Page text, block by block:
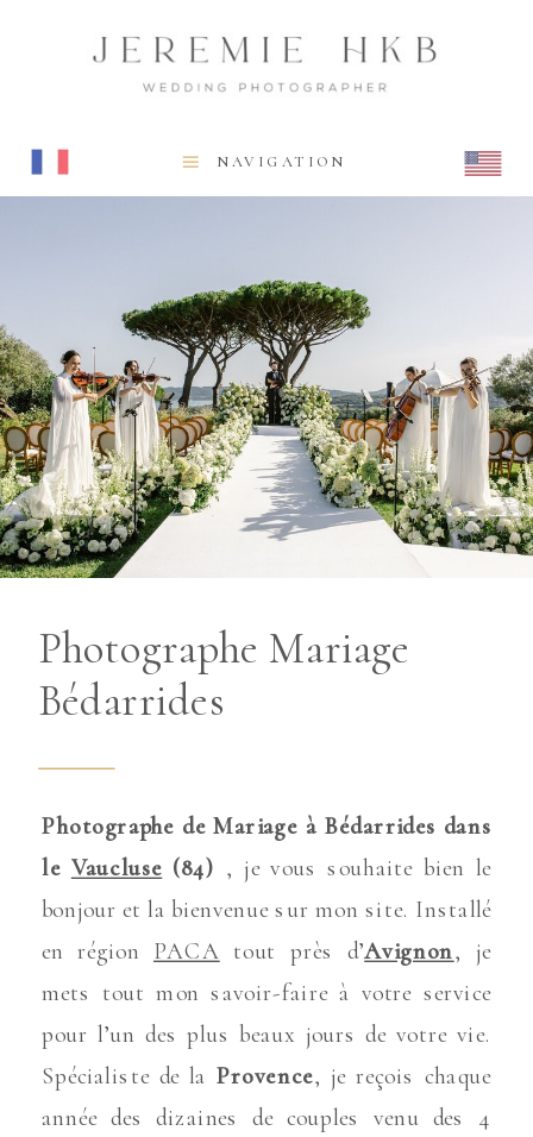
NAVIGATION
Photographe Mariage
Bédarrides
Photographe de Mariage à Bédarrides dans
le Vaucluse (84) , je vous souhaite bien le
bonjour et la bienvenue sur mon site. Installé
en région PACA tout près d’Avignon, je
mets tout mon savoir-faire à votre service
pour l’un des plus beaux jours de votre vie.
Spécialiste de la Provence, je reçois chaque
année des dizaines de couples venu des 4